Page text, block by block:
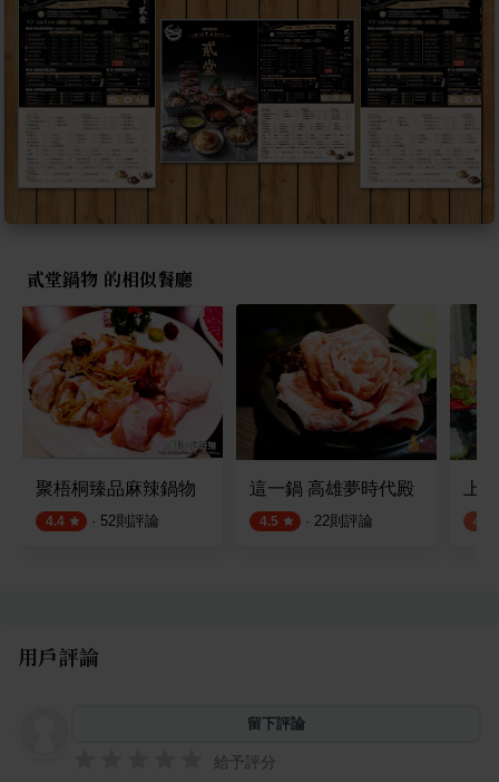
貳堂鍋物 的相似餐廳
聚梧桐臻品麻辣鍋物
4.4 · 52則評論
這一鍋 高雄夢時代殿
4.5 · 22則評論
上
4.1
用戶評論
留下評論
給予評分